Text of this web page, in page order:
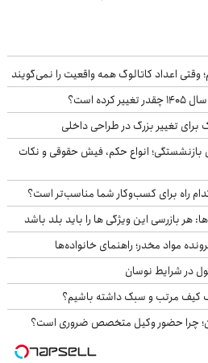
اعداد کاتالوگ همه واقعیت را نمی‌گویند
است؟
برای تغییر بزرگ در طراحی داخلی
انواع حکم، فیش حقوقی و نکات
راه برای کسب‌وکار شما مناسب‌تر است؟
هر بازرسی این ویژگی ها را باید بلد باشد
در شرایط نوسان
کیف مرتب و سبک داشته باشیم؟
چرا حضور وکیل متخصص ضروری است؟